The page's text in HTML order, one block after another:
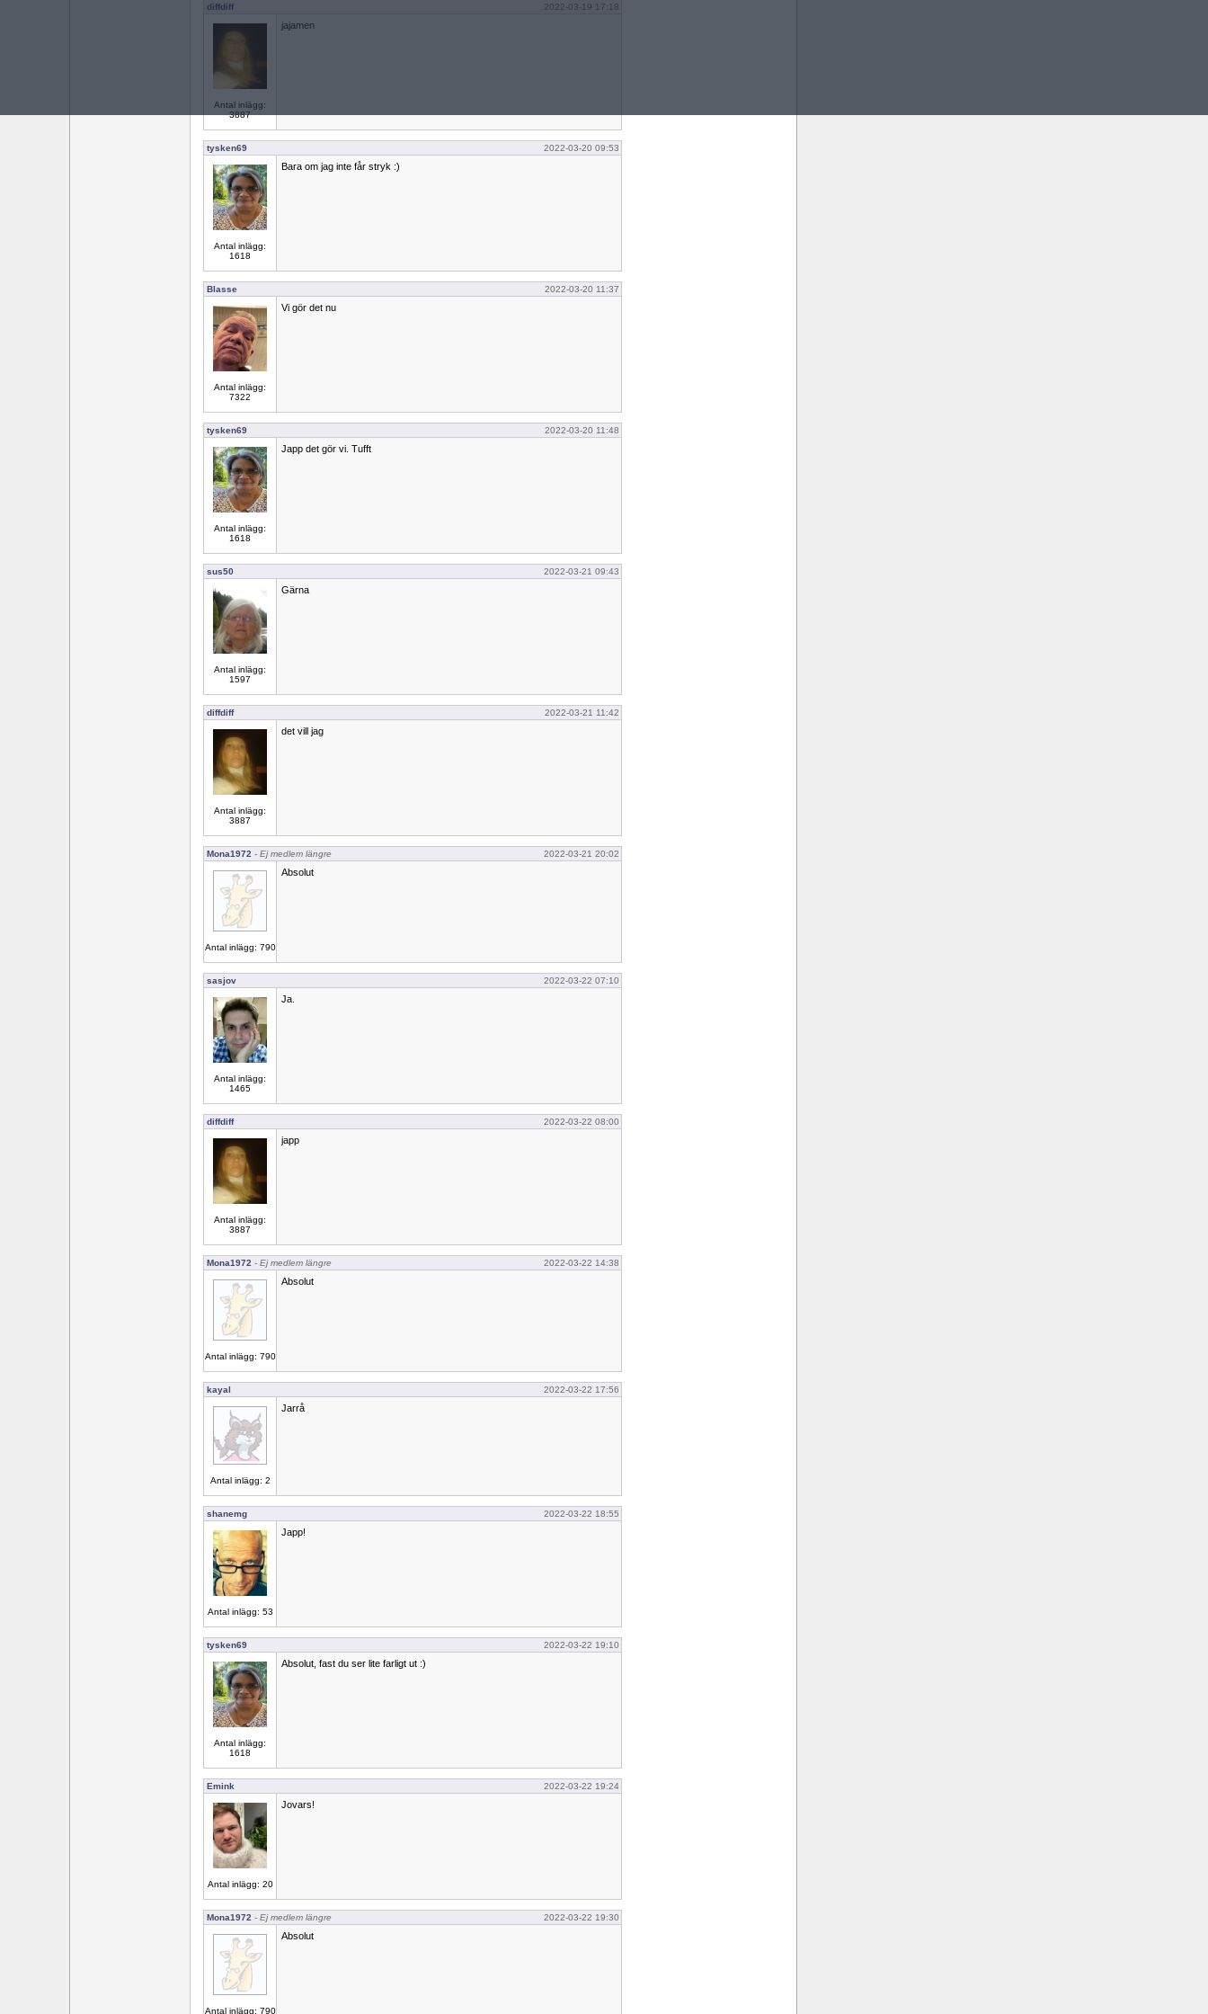
diffdiff 2022-03-19 17:18
Antal inlägg:
3887
jajamen
tysken69 2022-03-20 09:53
Antal inlägg:
1618
Bara om jag inte får stryk :)
Blasse 2022-03-20 11:37
Antal inlägg:
7322
Vi gör det nu
tysken69 2022-03-20 11:48
Antal inlägg:
1618
Japp det gör vi. Tufft
sus50 2022-03-21 09:43
Antal inlägg:
1597
Gärna
diffdiff 2022-03-21 11:42
Antal inlägg:
3887
det vill jag
Mona1972 - Ej medlem längre 2022-03-21 20:02
Antal inlägg: 790
Absolut
sasjov 2022-03-22 07:10
Antal inlägg:
1465
Ja.
diffdiff 2022-03-22 08:00
Antal inlägg:
3887
japp
Mona1972 - Ej medlem längre 2022-03-22 14:38
Antal inlägg: 790
Absolut
kayal 2022-03-22 17:56
Antal inlägg: 2
Jarrå
shanemg 2022-03-22 18:55
Antal inlägg: 53
Japp!
tysken69 2022-03-22 19:10
Antal inlägg:
1618
Absolut, fast du ser lite farligt ut :)
Emink 2022-03-22 19:24
Antal inlägg: 20
Jovars!
Mona1972 - Ej medlem längre 2022-03-22 19:30
Antal inlägg: 790
Absolut